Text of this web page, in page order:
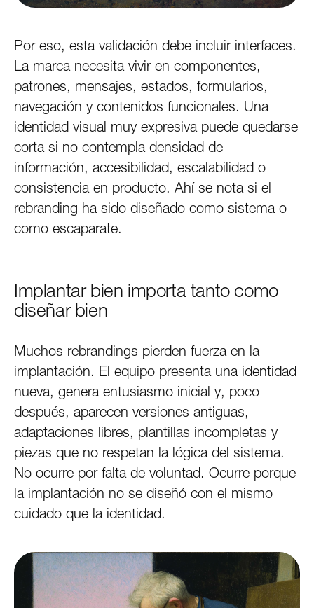
Por eso, esta validación debe incluir interfaces.
La marca necesita vivir en componentes,
patrones, mensajes, estados, formularios,
navegación y contenidos funcionales. Una
identidad visual muy expresiva puede quedarse
corta si no contempla densidad de
información, accesibilidad, escalabilidad o
consistencia en producto. Ahí se nota si el
rebranding ha sido diseñado como sistema o
como escaparate.
Implantar bien importa tanto como
diseñar bien
Muchos rebrandings pierden fuerza en la
implantación. El equipo presenta una identidad
nueva, genera entusiasmo inicial y, poco
después, aparecen versiones antiguas,
adaptaciones libres, plantillas incompletas y
piezas que no respetan la lógica del sistema.
No ocurre por falta de voluntad. Ocurre porque
la implantación no se diseñó con el mismo
cuidado que la identidad.